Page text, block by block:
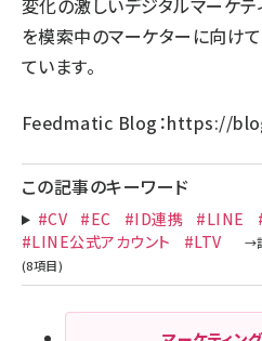
変化の激しいデジタルマーケ
を模索中のマーケターに向け
ています。
Feedmatic Blog：https://
この記事のキーワード
#CV #EC #ID連携 #LINE
#LINE公式アカウント
#LTV